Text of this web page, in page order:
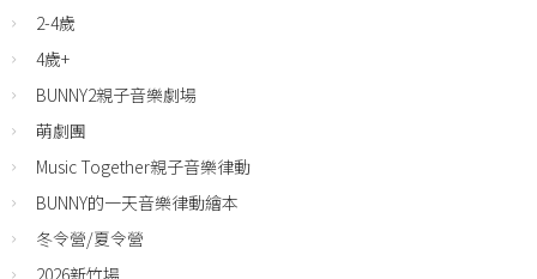
2-4歲
4歲+
BUNNY2親子音樂劇場
萌劇團
Music Together親子音樂律動
BUNNY的一天音樂律動繪本
冬令營/夏令營
2026新竹場